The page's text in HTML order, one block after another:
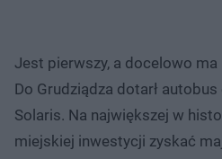
Jest pierwszy, a docelowo
Do Grudziądza dotarł
Solaris. Na największej w
miejskiej inwestycji zyskać